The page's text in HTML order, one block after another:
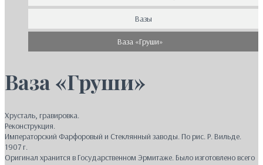
Вазы
Ваза «Груши»
Ваза «Груши»
Хрусталь, гравировка.
Реконструкция.
Императорский Фарфоровый и Стеклянный заводы. По рис. Р. Вильде.
1907 г.
Оригинал хранится в Государственном Эрмитаже. Было изготовлено всего